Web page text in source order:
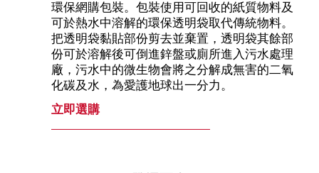
環保網購包裝。包裝使用可回收的紙質物料及
可於熱水中溶解的環保透明袋取代傳統物料。
把透明袋黏貼部份剪去並棄置，透明袋其餘部
份可於溶解後可倒進鋅盤或廁所進入污水處理
廠，污水中的微生物會將之分解成無害的二氧
化碳及水，為愛護地球出一分力。
立即選購